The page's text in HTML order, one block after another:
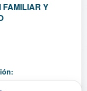
FAMILIAR Y